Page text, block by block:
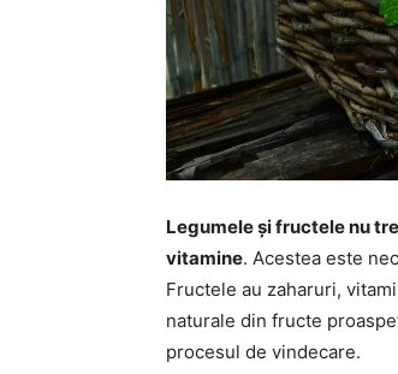
Legumele și fructele nu
vitamine. Acestea este
Fructele au zaharuri,
naturale din fructe
procesul de vindecare.